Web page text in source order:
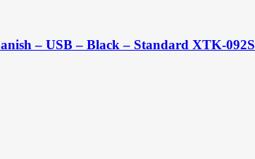
– USB – Black – Standard XTK-092S